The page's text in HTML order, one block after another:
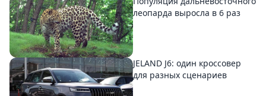
леопарда выросла в 6 раз
JELAND J6: один кроссовер
для разных сценариев